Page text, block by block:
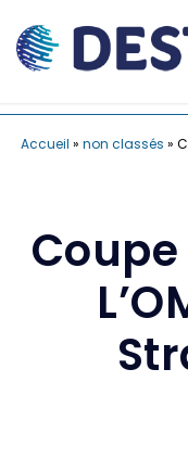
Accueil » non classés »